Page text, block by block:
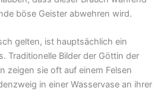
böse Geister abwehren wird.
gelten, ist hauptsächlich ein
Traditionelle Bilder der Göttin der
zeigen sie oft auf einem Felsen
in einer Wasservase an ihrer